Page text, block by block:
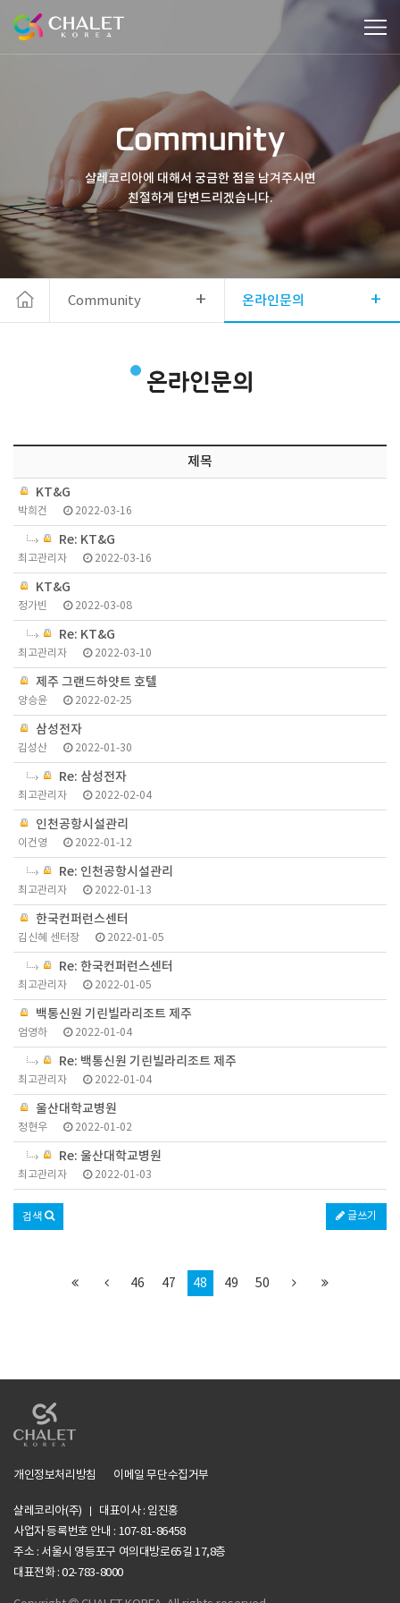
Community
샬레코리아에 대해서 궁금한 점을 남겨주시면
친절하게 답변드리겠습니다.
Community + 온라인문의 +
온라인문의
제목
KT&G
박희건 2022-03-16
Re: KT&G
최고관리자 2022-03-16
KT&G
정가빈 2022-03-08
Re: KT&G
최고관리자 2022-03-10
제주 그랜드하얏트 호텔
양승윤 2022-02-25
삼성전자
김성산 2022-01-30
Re: 삼성전자
최고관리자 2022-02-04
인천공항시설관리
이건영 2022-01-12
Re: 인천공항시설관리
최고관리자 2022-01-13
한국컨퍼런스센터
김신혜 센터장 2022-01-05
Re: 한국컨퍼런스센터
최고관리자 2022-01-05
백통신원 기린빌라리조트 제주
엄영하 2022-01-04
Re: 백통신원 기린빌라리조트 제주
최고관리자 2022-01-04
울산대학교병원
정현우 2022-01-02
Re: 울산대학교병원
최고관리자 2022-01-03
글쓰기
검색
46 47 48 49 50
개인정보처리방침 이메일 무단수집거부
샬레코리아(주)
대표이사 : 임진홍
사업자 등록번호 안내 : 107-81-86458
주소 : 서울시 영등포구 여의대방로65길 17,8층
대표전화 : 02-783-8000